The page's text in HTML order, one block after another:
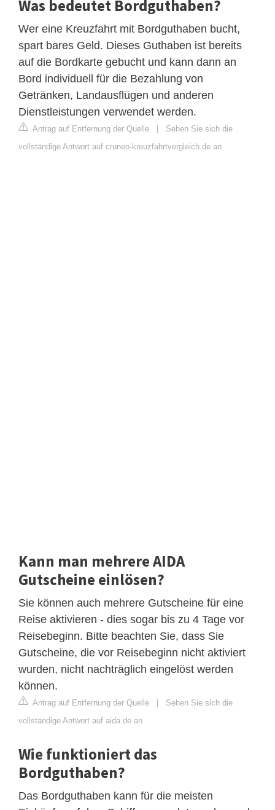
Was bedeutet Bordguthaben?
Wer eine Kreuzfahrt mit Bordguthaben bucht,
spart bares Geld. Dieses Guthaben ist bereits
auf die Bordkarte gebucht und kann dann an
Bord individuell für die Bezahlung von
Getränken, Landausflügen und anderen
Dienstleistungen verwendet werden.
Antrag auf Entfernung der Quelle | Sehen Sie sich die
vollständige Antwort auf cruneo-kreuzfahrtvergleich.de an
Kann man mehrere AIDA
Gutscheine einlösen?
Sie können auch mehrere Gutscheine für eine
Reise aktivieren - dies sogar bis zu 4 Tage vor
Reisebeginn. Bitte beachten Sie, dass Sie
Gutscheine, die vor Reisebeginn nicht aktiviert
wurden, nicht nachträglich eingelöst werden
können.
Antrag auf Entfernung der Quelle | Sehen Sie sich die
vollständige Antwort auf aida.de an
Wie funktioniert das
Bordguthaben?
Das Bordguthaben kann für die meisten